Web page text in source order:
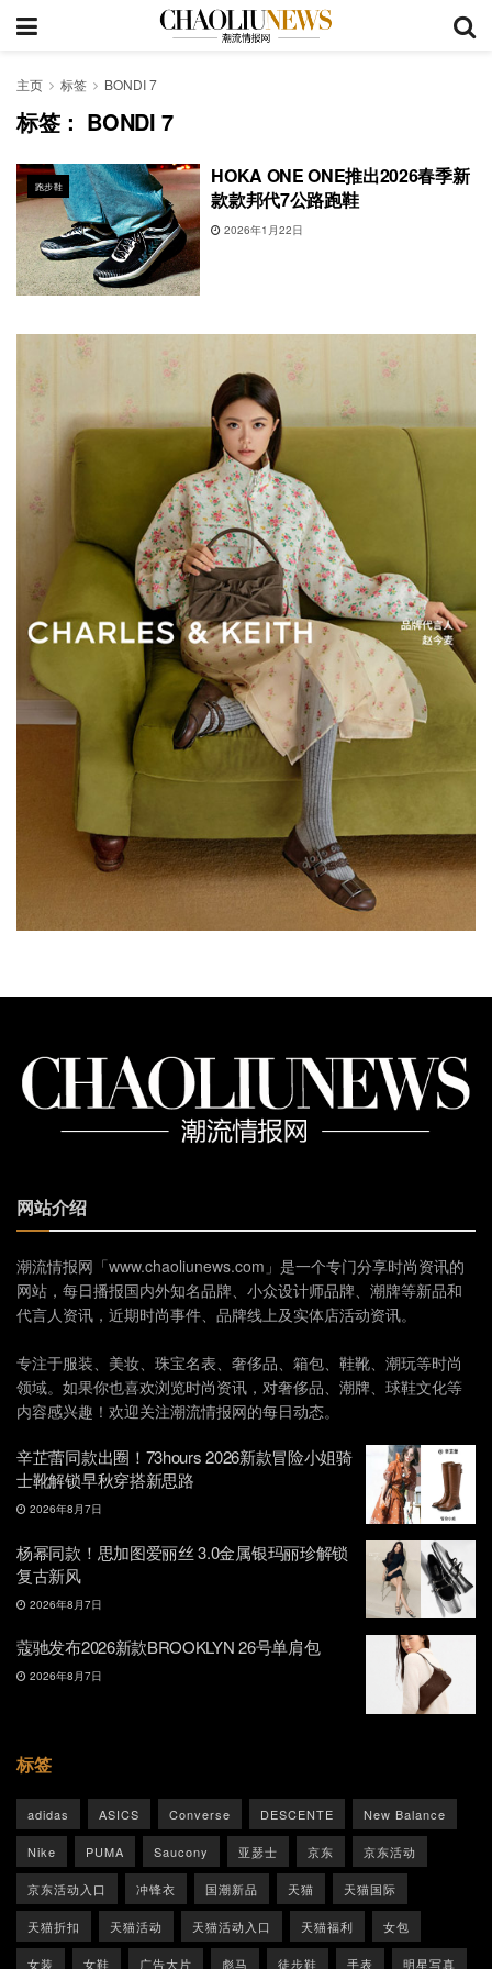
主页 标签 BONDI 7
标签： BONDI 7
跑步鞋
HOKA ONE ONE推出2026春季新
款款邦代7公路跑鞋
2026年1月22日
网站介绍
潮流情报网「www.chaoliunews.com」是一个专门分享时尚资讯的
网站，每日播报国内外知名品牌、小众设计师品牌、潮牌等新品和
代言人资讯，近期时尚事件、品牌线上及实体店活动资讯。
专注于服装、美妆、珠宝名表、奢侈品、箱包、鞋靴、潮玩等时尚
领域。如果你也喜欢浏览时尚资讯，对奢侈品、潮牌、球鞋文化等
内容感兴趣！欢迎关注潮流情报网的每日动态。
辛芷蕾同款出圈！73hours 2026新款冒险小姐骑
士靴解锁早秋穿搭新思路
2026年8月7日
杨幂同款！思加图爱丽丝 3.0金属银玛丽珍解锁
复古新风
2026年8月7日
蔻驰发布2026新款BROOKLYN 26号单肩包
2026年8月7日
标签
adidas ASICS Converse DESCENTE New Balance
Nike PUMA Saucony 亚瑟士 京东 京东活动
京东活动入口 冲锋衣 国潮新品 天猫 天猫国际
天猫折扣 天猫活动 天猫活动入口 天猫福利 女包
女装 女鞋 广告大片 彪马 徒步鞋 手表 明星写真